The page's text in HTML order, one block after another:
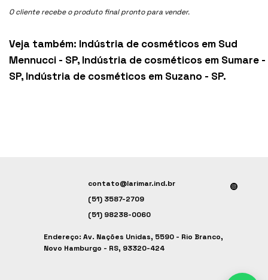
O cliente recebe o produto final pronto para vender.
Veja também: Indústria de cosméticos em Sud
Mennucci - SP, Indústria de cosméticos em Sumare -
SP, Indústria de cosméticos em Suzano - SP.
contato@larimar.ind.br
(51) 3587-2709
(51) 98238-0060
Endereço: Av. Nações Unidas, 5590 - Rio Branco,
Novo Hamburgo - RS, 93320-424